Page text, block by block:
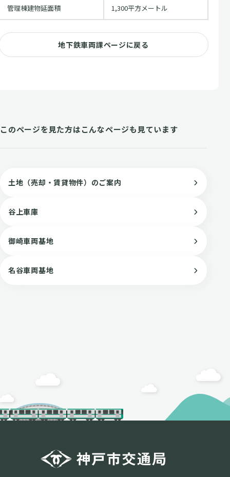
管理棟建物延面積 1,300平方メートル
地下鉄車両課ページに戻る
このページを見た方はこんなページも見ています
土地（売却・賃貸物件）のご案内
谷上車庫
御崎車両基地
名谷車両基地